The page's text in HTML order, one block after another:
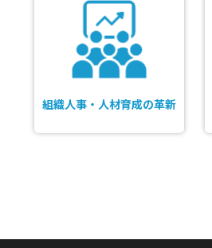
組織人事・人材育成の革新